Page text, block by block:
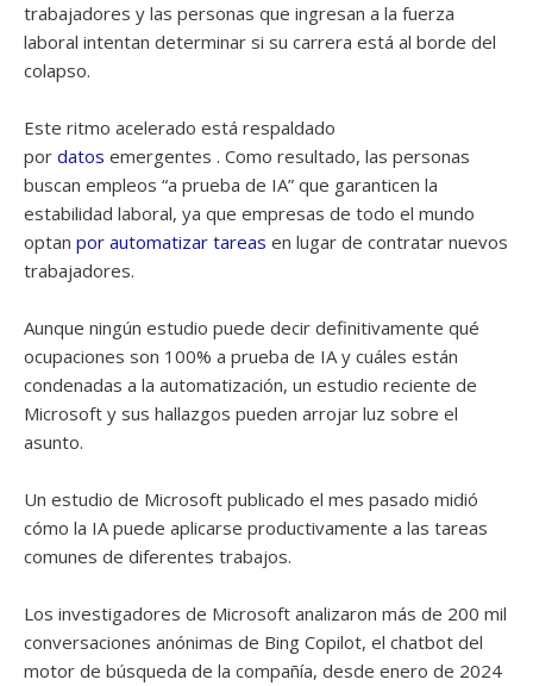
trabajadores y las personas que ingresan a la fuerza
laboral intentan determinar si su carrera está al borde del
colapso.
Este ritmo acelerado está respaldado
por datos emergentes . Como resultado, las personas
buscan empleos “a prueba de IA” que garanticen la
estabilidad laboral, ya que empresas de todo el mundo
optan por automatizar tareas en lugar de contratar nuevos
trabajadores.
Aunque ningún estudio puede decir definitivamente qué
ocupaciones son 100% a prueba de IA y cuáles están
condenadas a la automatización, un estudio reciente de
Microsoft y sus hallazgos pueden arrojar luz sobre el
asunto.
Un estudio de Microsoft publicado el mes pasado midió
cómo la IA puede aplicarse productivamente a las tareas
comunes de diferentes trabajos.
Los investigadores de Microsoft analizaron más de 200 mil
conversaciones anónimas de Bing Copilot, el chatbot del
motor de búsqueda de la compañía, desde enero de 2024